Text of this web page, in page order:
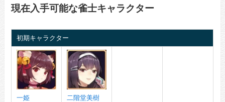
現在入手可能な雀士キャラクター
初期キャラクター
一姫 二階堂美樹